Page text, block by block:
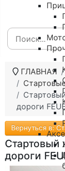
ГЛАВНАЯ
дороги
Вернуться в:
Стартовый
дороги